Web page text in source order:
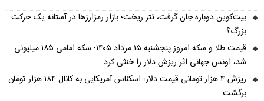
بیت‌کوین دوباره جان گرفت، تتر ریخت؛ بازار رمزارزها در آستانه یک حرکت
بزرگ؟
قیمت طلا و سکه امروز پنجشنبه ۱۵ مرداد ۱۴۰۵؛ سکه امامی ۱۸۵ میلیونی
شد، اونس جهانی اثر ریزش دلار را خنثی کرد
ریزش ۴ هزار تومانی قیمت دلار؛ اسکناس آمریکایی به کانال ۱۸۴ هزار تومان
برگشت